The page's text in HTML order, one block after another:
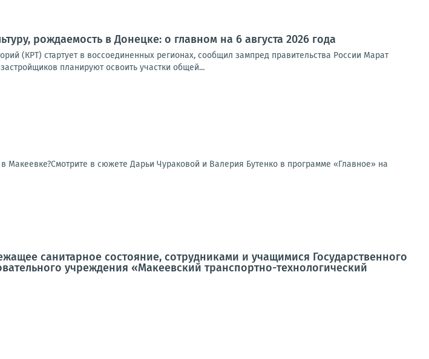
рождаемость в Донецке: о главном на 6 августа 2026 года
(КРТ) стартует в воссоединенных регионах, сообщил зампред правительства России Марат
планируют освоить участки общей...
Макеевке?Смотрите в сюжете Дарьи Чураковой и Валерия Бутенко в программе «Главное» на
санитарное состояние, сотрудниками и учащимися Государственного
учреждения «Макеевский транспортно-технологический